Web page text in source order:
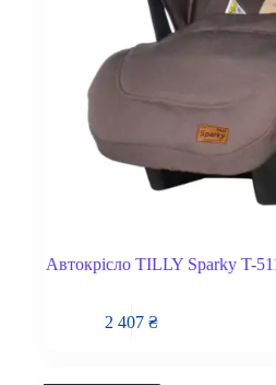
Автокрісло TILLY Sparky T-
2 407₴